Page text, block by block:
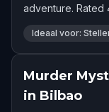
adventure. Rated
Ideaal voor:
Murder
in Bilbao